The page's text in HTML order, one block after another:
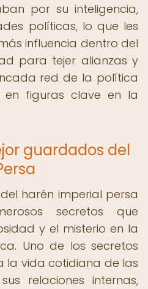
por su inteligencia,
políticas, lo que les
influencia dentro del
para tejer alianzas y
red de la política
figuras clave en la
guardados del
harén imperial persa
secretos que
y el misterio en la
Uno de los secretos
la vida cotidiana de las
relaciones internas,